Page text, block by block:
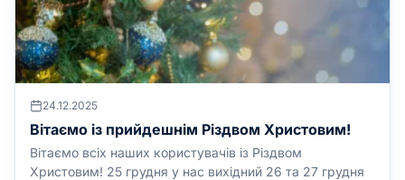
24.12.2025
Вітаємо із прийдешнім Різдвом Христовим!
Вітаємо всіх наших користувачів із Різдвом
Христовим! 25 грудня у нас вихідний 26 та 27 грудня